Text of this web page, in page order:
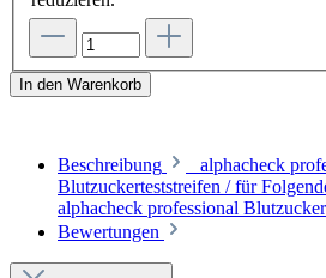
In den Warenkorb
Beschreibung
alphacheck
Blutzuckerteststreifen / für
alphacheck professional
Bewertungen